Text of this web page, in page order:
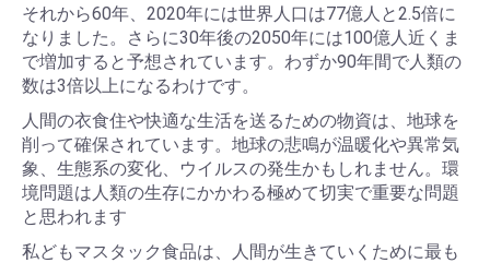
それから60年、2020年には世界人口は77億人と2.5倍に
なりました。さらに30年後の2050年には100億人近くま
で増加すると予想されています。わずか90年間で人類の
数は3倍以上になるわけです。
人間の衣食住や快適な生活を送るための物資は、地球を
削って確保されています。地球の悲鳴が温暖化や異常気
象、生態系の変化、ウイルスの発生かもしれません。環
境問題は人類の生存にかかわる極めて切実で重要な問題
と思われます
私どもマスタック食品は、人間が生きていくために最も